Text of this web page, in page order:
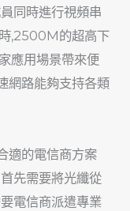
同時進行視頻串
,2500M的超高下
應用場景帶來便
網路能夠支持各類
適的電信商方案
先需要將光纖從
電信商派遣專業